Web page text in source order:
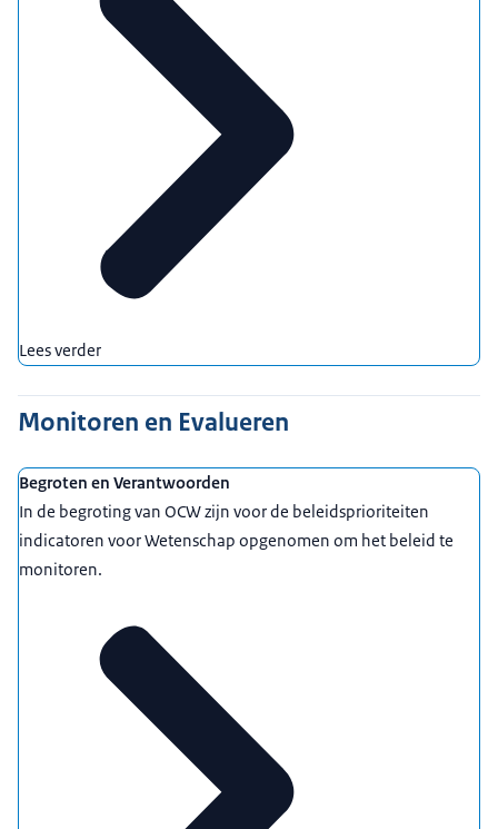
Lees verder
Monitoren en Evalueren
Begroten en Verantwoorden
In de begroting van OCW zijn voor de beleidsprioriteiten
indicatoren voor Wetenschap opgenomen om het beleid te
monitoren.